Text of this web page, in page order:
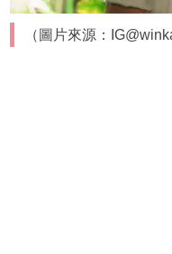
（圖片來源：